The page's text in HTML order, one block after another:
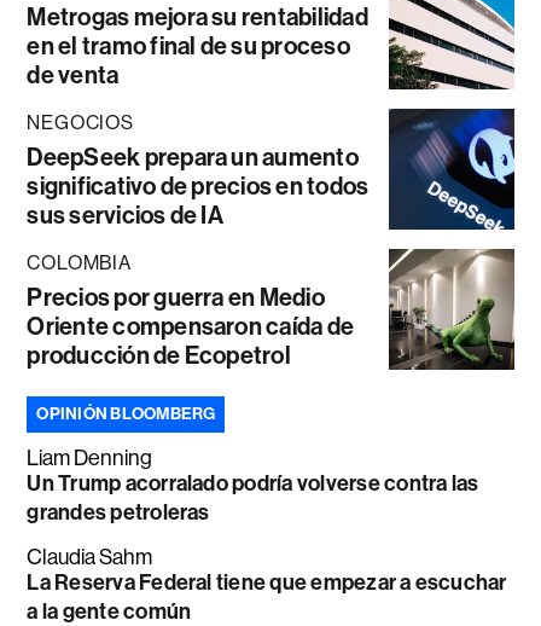
Metrogas mejora su rentabilidad
en el tramo final de su proceso
de venta
NEGOCIOS
DeepSeek prepara un aumento
significativo de precios en todos
sus servicios de IA
COLOMBIA
Precios por guerra en Medio
Oriente compensaron caída de
producción de Ecopetrol
OPINIÓN BLOOMBERG
Liam Denning
Un Trump acorralado podría volverse contra las
grandes petroleras
Claudia Sahm
La Reserva Federal tiene que empezar a escuchar
a la gente común